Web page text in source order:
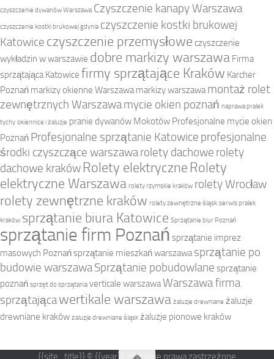
czyszczenie dywanów Warszawa Czyszczenie kanapy Warszawa
czyszczenie kostki brukowej gdynia czyszczenie kostki brukowej
Katowice czyszczenie przemysłowe czyszczenie
wykładzin w warszawie dobre markizy warszawa Firma
sprzątająca Katowice firmy sprzątające Kraków Karcher
Poznań markizy okienne Warszawa markizy warszawa montaż rolet
zewnętrznych Warszawamycie okien poznań naprawa pralek
tychy okiennice i żaluzje pranie dywanów Mokotów Profesjonalne mycie okien
Poznań Profesjonalne sprzątanie Katowice profesjonalne
środki czyszczące warszawarolety dachowe rolety
dachowe kraków Rolety elektryczne Rolety
elektryczne Warszawa rolety rzymskie kraków rolety Wrocław
rolety zewnętrzne kraków rolety zewnętrzne śląsk serwis pralek
kraków sprzątanie biura Katowice Sprzątanie biur Poznań
sprzątanie firm Poznań sprzątanie imprez
masowych Poznańsprzątanie mieszkań warszawa sprzątanie po
budowie warszawaSprzątanie pobudowlane sprzątanie
poznań sprzęt do sprzątania verticale warszawaWarszawa firma
sprzątającawertikale warszawa żaluzje drewniane żaluzje
drewniane kraków żaluzje drewniane śląsk żaluzje pionowe kraków
{{site_title}} © {{year}}. Wszelkie prawa zastrzeżone